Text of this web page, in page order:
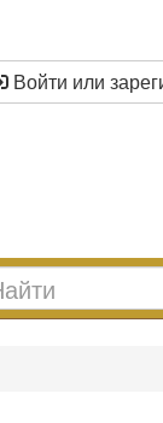
Войти или